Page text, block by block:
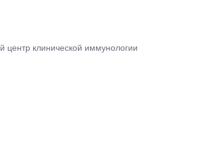
центр клинической иммунологии